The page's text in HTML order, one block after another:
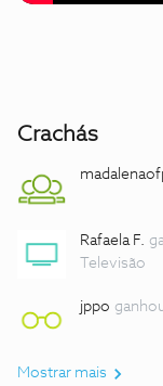
Crachás
Rafaela F.
Televisão
jppo
Mostrar mais